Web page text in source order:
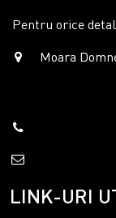
Pentru orice
Moara
LINK-URI